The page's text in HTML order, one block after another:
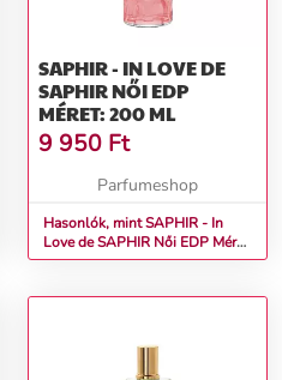
SAPHIR - IN LOVE DE
SAPHIR NŐI EDP
MÉRET: 200 ML
9 950 Ft
Parfumeshop
Hasonlók, mint SAPHIR - In
Love de SAPHIR Női EDP Méret:
200 ml